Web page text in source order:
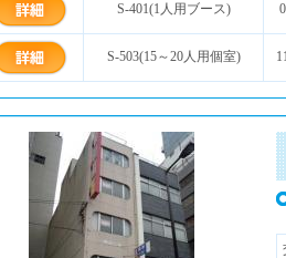
S-401(1人用ブース)
S-503(15～20人用個室)